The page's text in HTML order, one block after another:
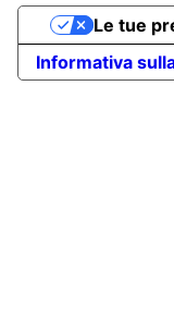
Informativa
Le tue